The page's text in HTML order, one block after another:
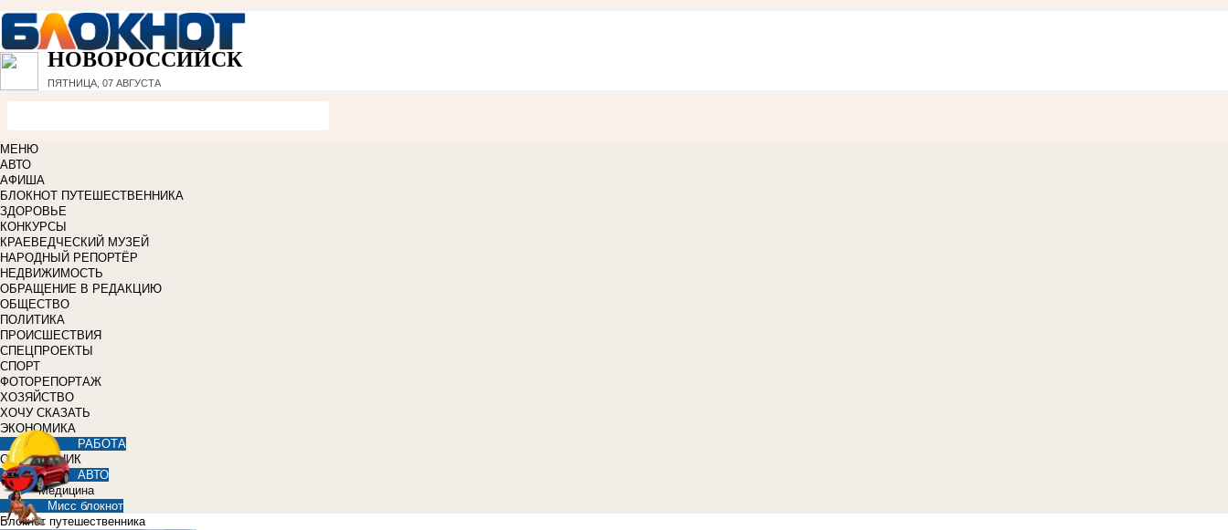
НОВОРОССИЙСК
ПЯТНИЦА, 07 АВГУСТА
МЕНЮ
АВТО
АФИША
БЛОКНОТ ПУТЕШЕСТВЕННИКА
ЗДОРОВЬЕ
КОНКУРСЫ
КРАЕВЕДЧЕСКИЙ МУЗЕЙ
НАРОДНЫЙ РЕПОРТЁР
НЕДВИЖИМОСТЬ
ОБРАЩЕНИЕ В РЕДАКЦИЮ
ОБЩЕСТВО
ПОЛИТИКА
ПРОИСШЕСТВИЯ
СПЕЦПРОЕКТЫ
СПОРТ
ФОТОРЕПОРТАЖ
ХОЗЯЙСТВО
ХОЧУ СКАЗАТЬ
ЭКОНОМИКА
РАБОТА
СПРАВОЧНИК
АВТО
Медицина
Мисс блокнот
Блокнот путешественника